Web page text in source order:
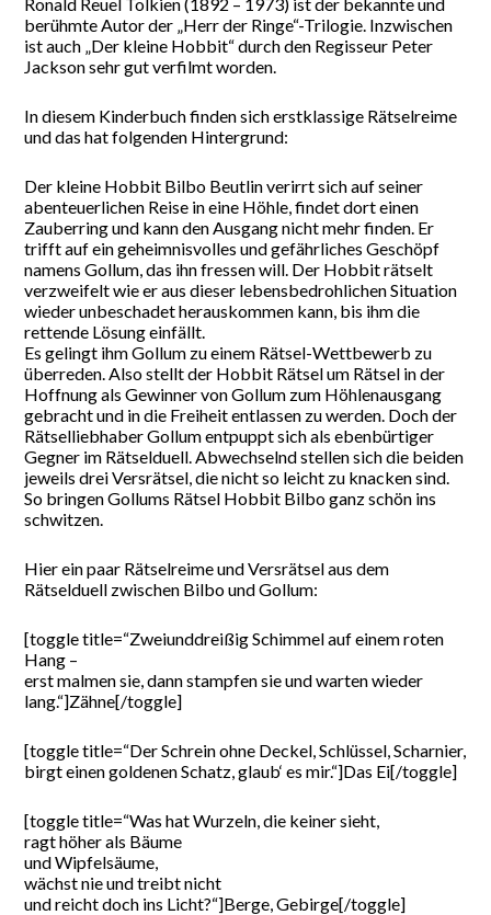
berühmte Autor der „Herr der Ringe“-Trilogie. Inzwischen
ist auch „Der kleine Hobbit“ durch den Regisseur Peter
Jackson sehr gut verfilmt worden.
In diesem Kinderbuch finden sich erstklassige Rätselreime
und das hat folgenden Hintergrund:
Der kleine Hobbit Bilbo Beutlin verirrt sich auf seiner
abenteuerlichen Reise in eine Höhle, findet dort einen
Zauberring und kann den Ausgang nicht mehr finden. Er
trifft auf ein geheimnisvolles und gefährliches Geschöpf
namens Gollum, das ihn fressen will. Der Hobbit rätselt
verzweifelt wie er aus dieser lebensbedrohlichen Situation
wieder unbeschadet herauskommen kann, bis ihm die
rettende Lösung einfällt.
Es gelingt ihm Gollum zu einem Rätsel-Wettbewerb zu
überreden. Also stellt der Hobbit Rätsel um Rätsel in der
Hoffnung als Gewinner von Gollum zum Höhlenausgang
gebracht und in die Freiheit entlassen zu werden. Doch der
Rätselliebhaber Gollum entpuppt sich als ebenbürtiger
Gegner im Rätselduell. Abwechselnd stellen sich die beiden
jeweils drei Versrätsel, die nicht so leicht zu knacken sind.
So bringen Gollums Rätsel Hobbit Bilbo ganz schön ins
schwitzen.
Hier ein paar Rätselreime und Versrätsel aus dem
Rätselduell zwischen Bilbo und Gollum:
[toggle title=“Zweiunddreißig Schimmel auf einem roten
Hang –
erst malmen sie, dann stampfen sie und warten wieder
lang.“]Zähne[/toggle]
[toggle title=“Der Schrein ohne Deckel, Schlüssel, Scharnier,
birgt einen goldenen Schatz, glaub‘ es mir.“]Das Ei[/toggle]
[toggle title=“Was hat Wurzeln, die keiner sieht,
ragt höher als Bäume
und Wipfelsäume,
wächst nie und treibt nicht
und reicht doch ins Licht?“]Berge, Gebirge[/toggle]